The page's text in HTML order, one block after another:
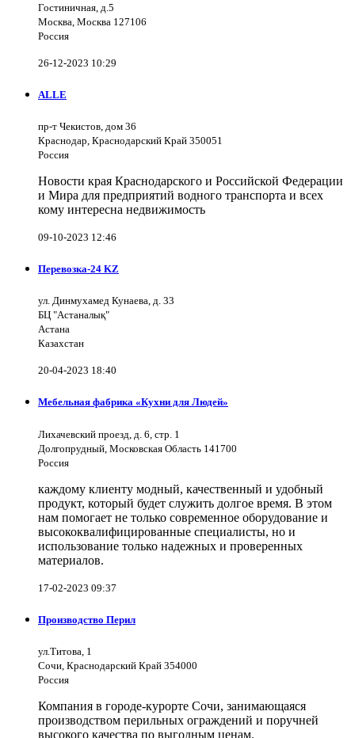
Гостиничная, д.5
Москва, Москва 127106
Россия
26-12-2023 10:29
ALLE
пр-т Чекистов, дом 36
Краснодар, Краснодарский Край 350051
Россия
Новости края Краснодарского и Российской Федерации
и Мира для предприятий водного транспорта и всех
кому интересна недвижимость
09-10-2023 12:46
Перевозка-24 KZ
ул. Динмухамед Кунаева, д. 33
БЦ "Астаналық"
Астана
Казахстан
20-04-2023 18:40
Мебельная фабрика «Кухни для Людей»
Лихачевский проезд, д. 6, стр. 1
Долгопрудный, Московская Область 141700
Россия
каждому клиенту модный, качественный и удобный
продукт, который будет служить долгое время. В этом
нам помогает не только современное оборудование и
высококвалифицированные специалисты, но и
использование только надежных и проверенных
материалов.
17-02-2023 09:37
Производство Перил
ул.Титова, 1
Сочи, Краснодарский Край 354000
Россия
Компания в городе-курорте Сочи, занимающаяся
производством перильных ограждений и поручней
высокого качества по выгодным ценам.